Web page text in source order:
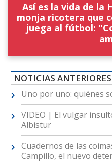
Así es la vida de la
monja ricotera que
juega al fútbol:
NOTICIAS
Uno por uno: quiénes
VIDEO | El vulgar
Albistur
Cuadernos de las
Campillo, el nuevo